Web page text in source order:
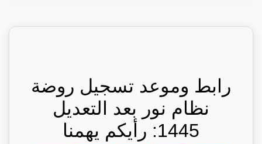
رابط وموعد تسجيل روضة
نظام نور بعد التعديل
1445: رأيكم يهمنا